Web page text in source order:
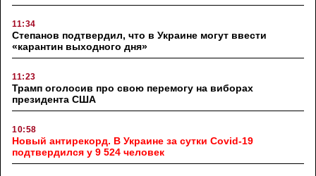
11:34
Степанов подтвердил, что в Украине могут ввести
«карантин выходного дня»
11:23
Трамп оголосив про свою перемогу на виборах
президента США
10:58
Новый антирекорд. В Украине за сутки Covid-19
подтвердился у 9 524 человек